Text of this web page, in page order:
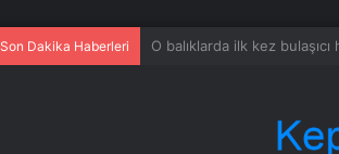
Son Dakika Haberleri Üniversite kontenjanları sil